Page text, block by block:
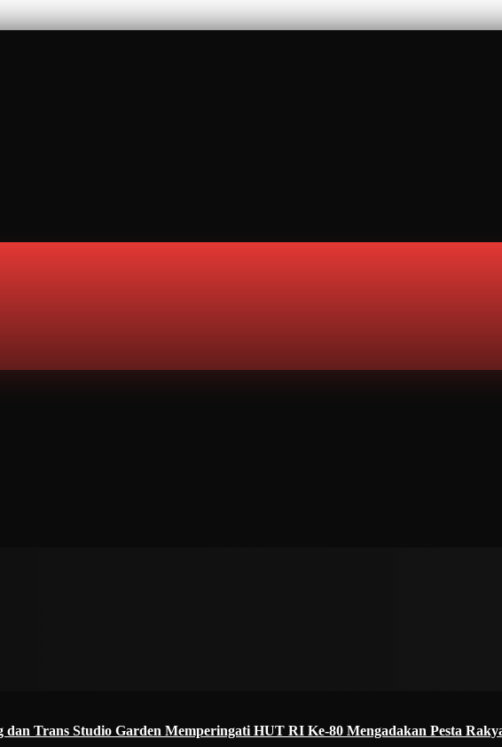
dan Trans Studio Garden Memperingati HUT RI Ke-80 Mengadakan Pesta